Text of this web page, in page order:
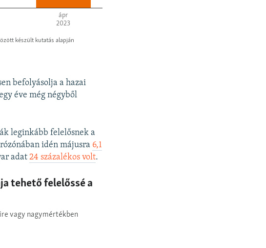
befolyásolja a hazai
éve még négyből
leginkább felelősnek a
idén májusra 6,1
adat24 százalékos volt.